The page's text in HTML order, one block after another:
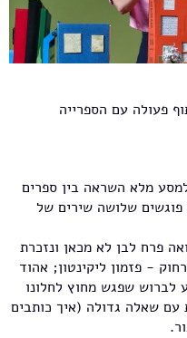
פעולה עם הספרייה
מלא השראה בין ספרים
שלושה שירים של
פרח לבן לא מכאן ונזכרת
- פזמון ליקינטון; אהוד
לברוש שפגש מחוץ לחלונו
עם שאלה גדולה (איך כותבים